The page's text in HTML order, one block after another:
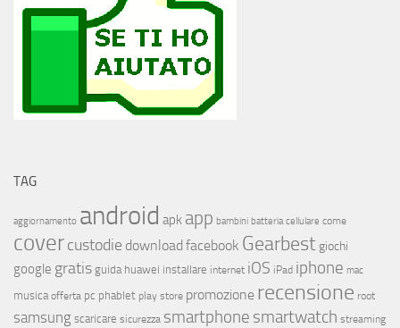
TAG
aggiornamento android apk app bambini batteria cellulare come
covercustodie download facebook Gearbest giochi
google gratis guida huawei installare internet iOS iPad iphone mac
musica offerta pc phablet play store promozione recensione root
samsungscaricare sicurezza smartphone smartwatch streaming